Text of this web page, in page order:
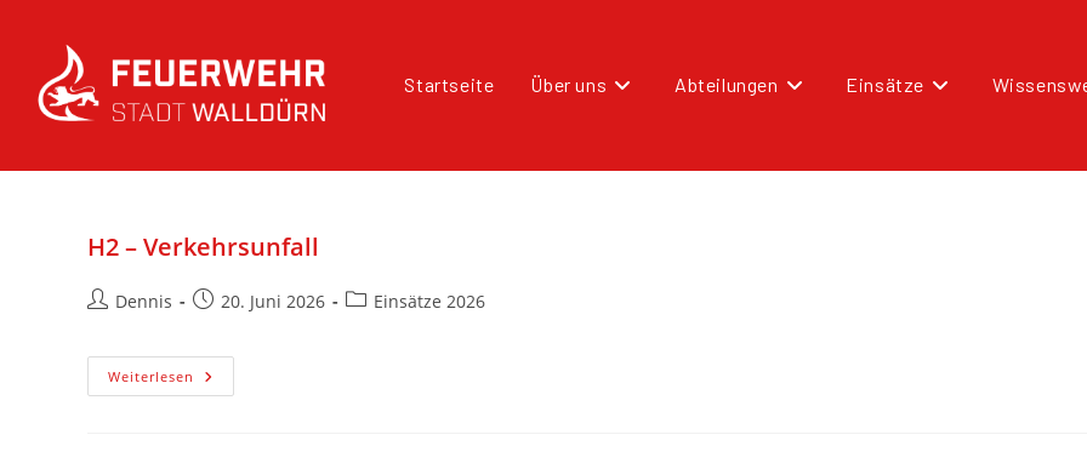
Startseite Über uns Abteilungen Einsätze
H2 – Verkehrsunfall
Dennis 20. Juni 2026 Einsätze 2026
Weiterlesen